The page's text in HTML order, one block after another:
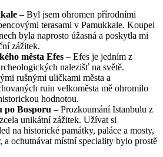
– Byl jsem ohromen přírodními
terasami v Pamukkale. Koupel
byla naprosto úžasná a poskytla mi
zážitek.
města Efes – Efes je jedním z
nalezišť na světě.
rušnými uličkami města a
ruin velkoměsta mě ohromilo
hodnotou.
po Bosporu – Prozkoumání Istanbulu z
unikátní zážitek. Užívat si
na historické památky, paláce a mosty,
a ochutnávat místní speciality bylo prostě